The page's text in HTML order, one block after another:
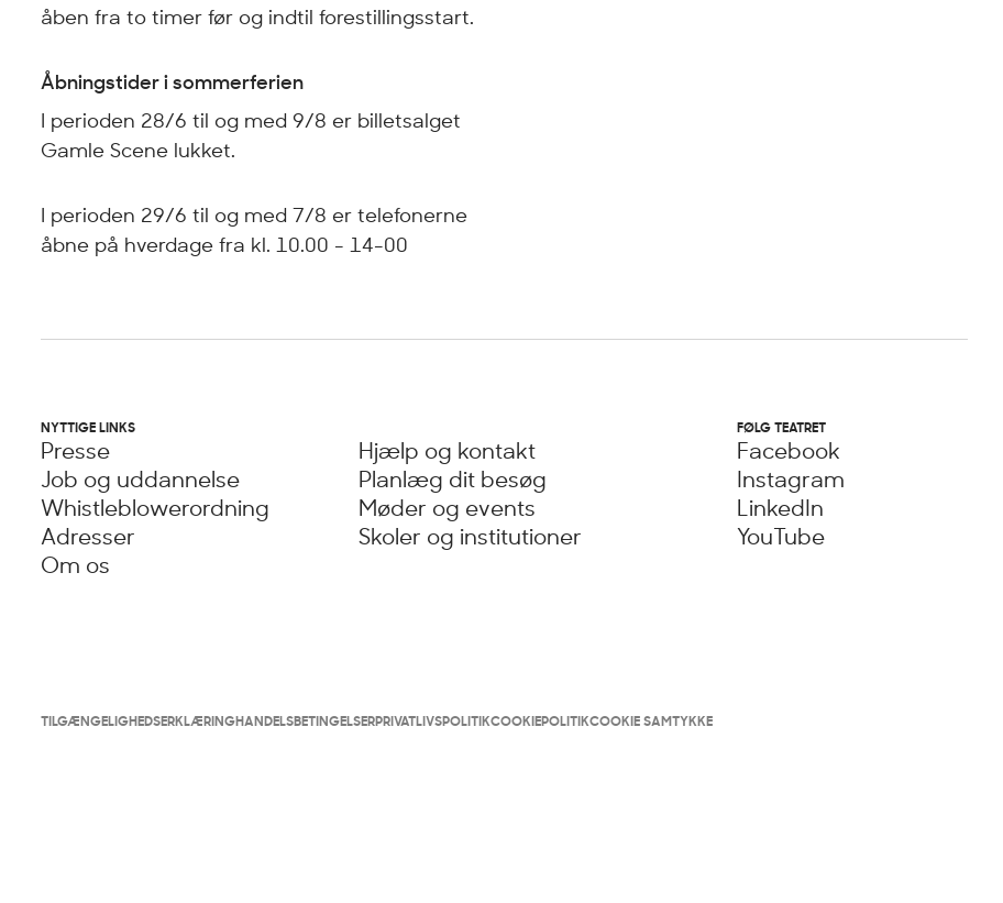
åben fra to timer før og indtil forestillingsstart.
Åbningstider i sommerferien
I perioden 28/6 til og med 9/8 er billetsalget
Gamle Scene lukket.
I perioden 29/6 til og med 7/8 er telefonerne
åbne på hverdage fra kl. 10.00 - 14-00
NYTTIGE LINKS
Presse
Job og uddannelse
Whistleblowerordning
Adresser
Om os
Hjælp og kontakt
Planlæg dit besøg
Møder og events
Skoler og institutioner
FØLG TEATRET
Facebook
Instagram
LinkedIn
YouTube
TILGÆNGELIGHEDSERKLÆRING HANDELSBETINGELSER PRIVATLIVSPOLITIKCOOKIEPOLITIKCOOKIE SAMTYKKE